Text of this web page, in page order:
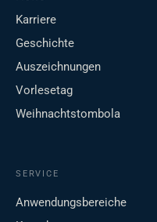
Karriere
Geschichte
Auszeichnungen
Vorlesetag
Weihnachtstombola
SERVICE
Anwendungsbereiche